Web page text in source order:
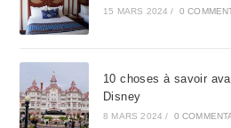
15 MARS 2024 / 0
10 choses à savoir
Disney
8 MARS 2024 / 0